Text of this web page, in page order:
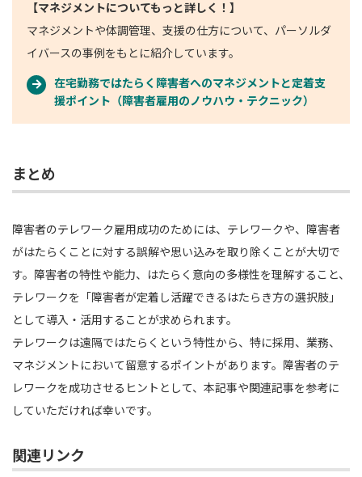
【マネジメントについてもっと詳しく！】
マネジメントや体調管理、支援の仕方について、パーソルダ
イバースの事例をもとに紹介しています。
在宅勤務ではたらく障害者へのマネジメントと定着支
援ポイント（障害者雇用のノウハウ・テクニック）
まとめ
障害者のテレワーク雇用成功のためには、テレワークや、障害者
がはたらくことに対する誤解や思い込みを取り除くことが大切で
す。障害者の特性や能力、はたらく意向の多様性を理解すること、
テレワークを「障害者が定着し活躍できるはたらき方の選択肢」
として導入・活用することが求められます。
テレワークは遠隔ではたらくという特性から、特に採用、業務、
マネジメントにおいて留意するポイントがあります。障害者のテ
レワークを成功させるヒントとして、本記事や関連記事を参考に
していただければ幸いです。
関連リンク